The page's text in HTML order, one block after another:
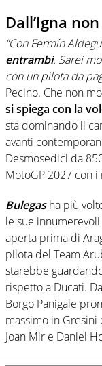
Dall’Igna
“Con Fermín
entrambi. Sarei
con un pilota da
Pecino. Che non
si spiega con la
sta dominando il
avanti
Desmosedici da
MotoGP 2027 con
Bulegas ha più
le sue
aperta prima di
pilota del Team
starebbe
rispetto a Ducati.
Borgo Panigale
massimo in
Joan Mir e Daniel